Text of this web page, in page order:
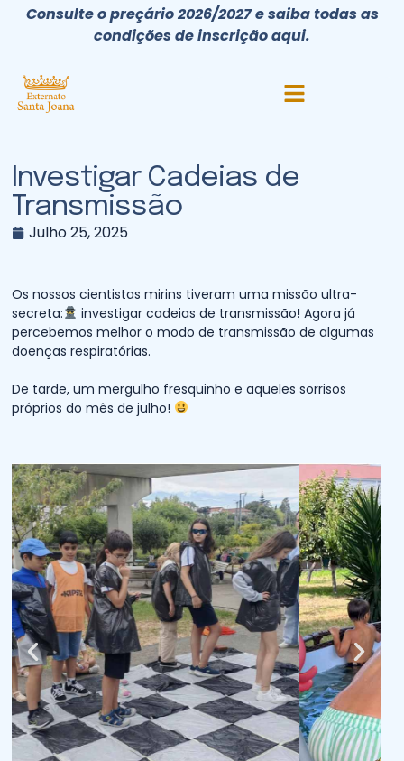
Consulte o preçário 2026/2027 e saiba todas as
condições de inscrição aqui.
Investigar Cadeias de
Transmissão
Julho 25, 2025
Os nossos cientistas mirins tiveram uma missão ultra-
secreta:
investigar cadeias de transmissão! Agora já
percebemos melhor o modo de transmissão de algumas
doenças respiratórias.
De tarde, um mergulho fresquinho e aqueles sorrisos
próprios do mês de julho!